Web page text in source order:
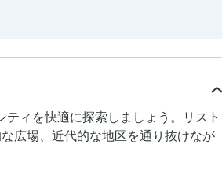
ティを快適に探索しましょう。リスト
広場、近代的な地区を通り抜けなが